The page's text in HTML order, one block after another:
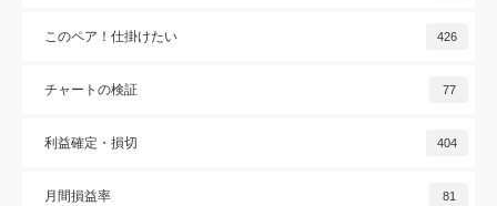
このペア！仕掛けたい 426
チャートの検証 77
利益確定・損切 404
月間損益率 81